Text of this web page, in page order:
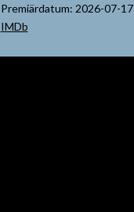
Premiärdatum: 2026-07-17
IMDb